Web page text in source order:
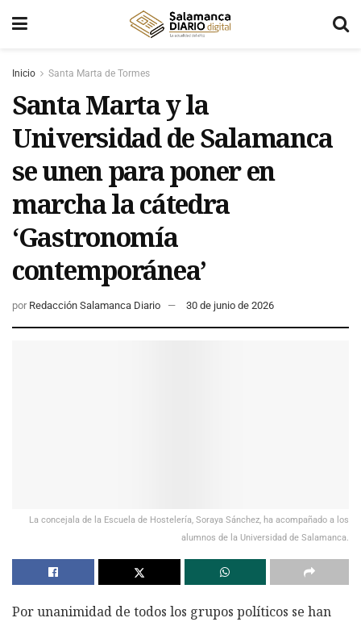
Inicio Santa Marta de Tormes
Santa Marta y la
Universidad de Salamanca
se unen para poner en
marcha la cátedra
‘Gastronomía
contemporánea’
por Redacción Salamanca Diario 30 de junio de 2026
La concejala de la Escuela de Hostelería, Soraya Sánchez, ha acompañado a los
alumnos de la Universidad de Salamanca.
Por unanimidad de todos los grupos políticos se han